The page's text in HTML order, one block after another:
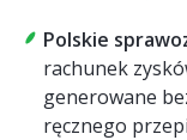
Polskie
rachunek
generowane
ręcznego